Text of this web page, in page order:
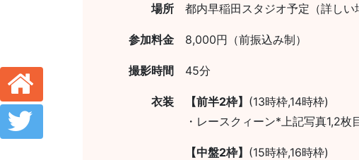
場所 都内早稲田スタジオ予定（詳しい
参加料金 8,000円（前振込み制）
撮影時間 45分
衣装 【前半2枠】 (13時枠,14時枠)
・レースクィーン*上記写真1,2枚
【中盤2枠】 (15時枠,16時枠)